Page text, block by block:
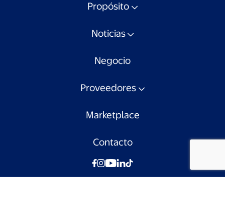
Propósito
Noticias
Negocio
Proveedores
Marketplace
Contacto